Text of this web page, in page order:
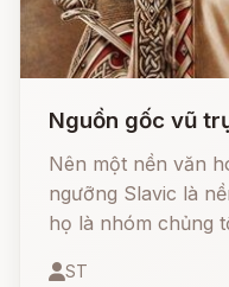
Nguồn gốc vũ
Nên một nền văn
ngưỡng Slavic là
họ là nhóm chủng
Đến thế kỷ 6, họ di
ST